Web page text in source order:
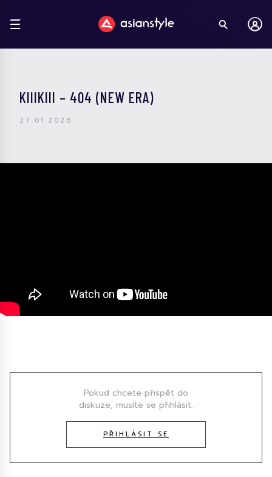
KIIIKIII – 404 (NEW ERA)
27.01.2026
Pokud chcete přispět do
diskuze, musíte se přihlásit.
PŘIHLÁSIT SE